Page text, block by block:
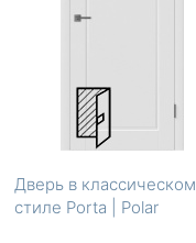
Дверь в классическом
стиле Porta | Polar